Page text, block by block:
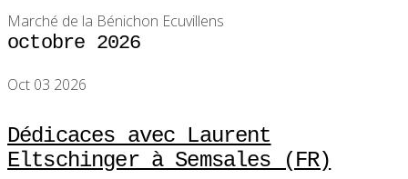
Marché de la Bénichon Ecuvillens
octobre 2026
Oct 03 2026
Dédicaces avec Laurent
Eltschinger à Semsales (FR)